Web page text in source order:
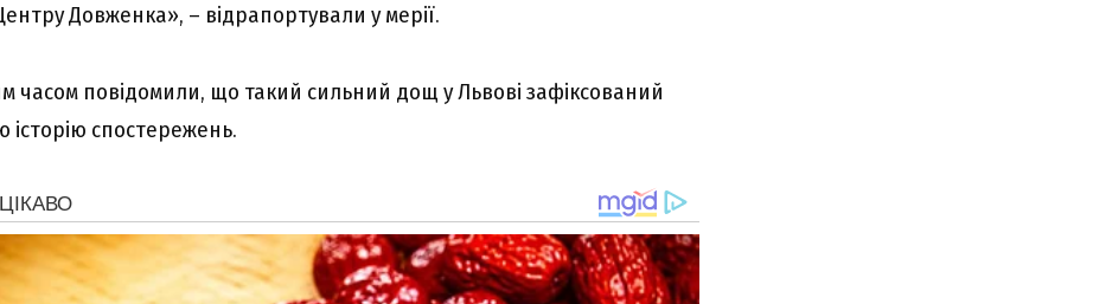
Довженка», – відрапортували у мерії.
часом повідомили, що такий сильний дощ у Львові зафіксований
історію спостережень.